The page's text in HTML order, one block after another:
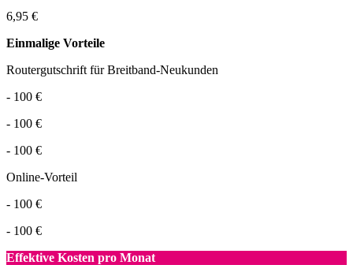
6,95 €
Einmalige Vorteile
Routergutschrift für Breitband-Neukunden
- 100 €
- 100 €
- 100 €
Online-Vorteil
- 100 €
- 100 €
Effektive Kosten pro Monat